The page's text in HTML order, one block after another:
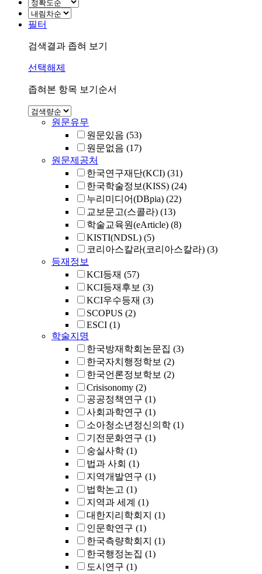
필터
검색결과 좁혀 보기
선택해제
좁혀본 항목 보기순서
원문유무
원문있음 (53)
원문없음 (17)
원문제공처
한국연구재단(KCI) (31)
한국학술정보(KISS) (24)
누리미디어(DBpia) (22)
교보문고(스콜라) (13)
학술교육원(eArticle) (8)
KISTI(NDSL) (5)
코리아스칼라(코리아스칼라) (3)
등재정보
KCI등재 (57)
KCI등재후보 (3)
KCI우수등재 (3)
SCOPUS (2)
ESCI (1)
학술지명
한국방재학회논문집 (3)
한국자치행정학보 (2)
한국언론정보학보 (2)
Crisisonomy (2)
공공정책연구 (1)
사회과학연구 (1)
소아청소년정신의학 (1)
기전문화연구 (1)
숭실사학 (1)
법과 사회 (1)
지역개발연구 (1)
법학논고 (1)
지역과 세계 (1)
대한지리학회지 (1)
인문학연구 (1)
한국측량학회지 (1)
한국행정논집 (1)
도시연구 (1)